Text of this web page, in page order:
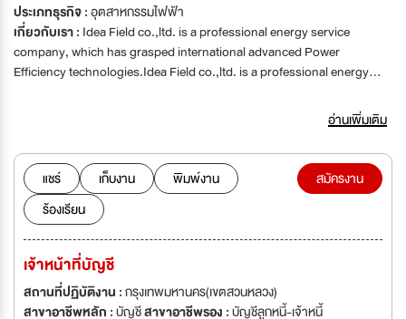
ประเภทธุรกิจ :อุตสาหกรรมไฟฟ้า
เกี่ยวกับเรา : Idea Field co.,ltd. is a professional energy service
company, which has grasped international advanced Power
Efficiency technologies.Idea Field co.,ltd. is a professional energy
อ่านเพิ่มเติม
แชร์ เก็บงาน
พิมพ์งาน
ร้องเรียน
สมัครงาน
เจ้าหน้าที่บัญชี
สถานที่ปฏิบัติงาน :กรุงเทพมหานคร(เขตสวนหลวง)
สาขาอาชีพหลัก :บัญชีสาขาอาชีพรอง :บัญชีลูกหนี้-เจ้าหนี้